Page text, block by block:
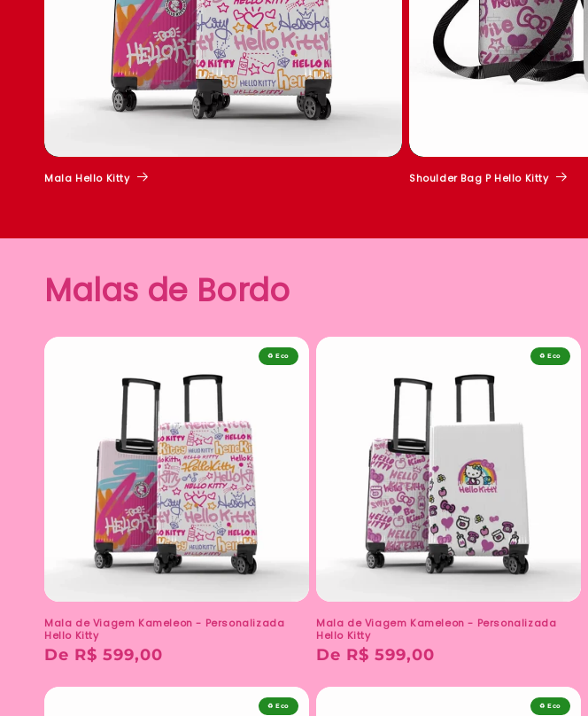
Mala Hello Kitty Shoulder Bag P Hello Kitty
Malas de Bordo
♻️ Eco
Mala de Viagem Kameleon - Personalizada
Hello Kitty
Preço
De R$ 599,00
♻️ Eco
Mala de Viagem Kameleon - Personalizada
Hello Kitty
Preço
De R$ 599,00
♻️ Eco ♻️ Eco